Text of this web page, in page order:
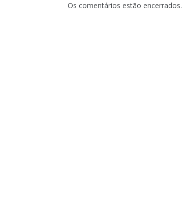
Os comentários estão encerrados.